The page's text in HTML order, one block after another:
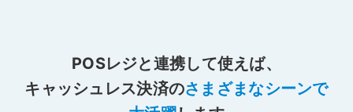
POSレジと連携して使えば、
キャッシュレス決済のさまざまなシーンで